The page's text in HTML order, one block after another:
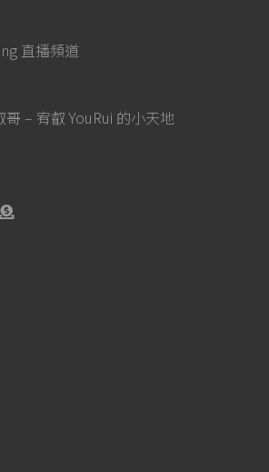
直播頻道
哥 – 宥叡 YouRui 的小天地